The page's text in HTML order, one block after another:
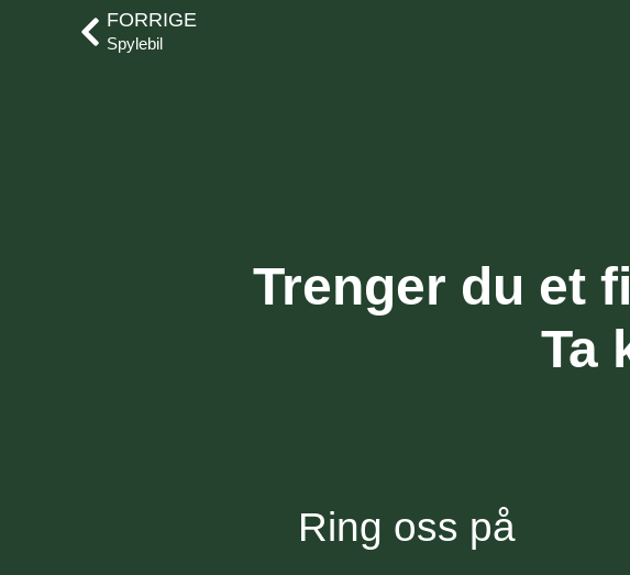
FORRIGE
Spylebil
Trenger du et
Ta
Ring oss på